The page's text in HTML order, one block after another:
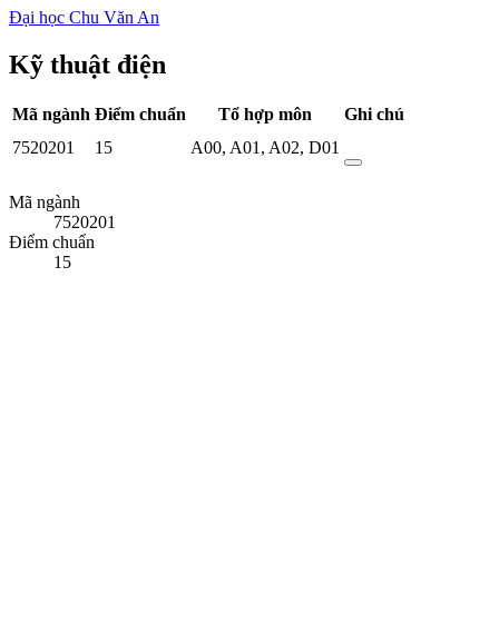
Đại học Chu Văn An
Kỹ thuật điện
Mã ngành Điểm chuẩn Tổ hợp môn
Ghi chú
7520201
15 A00, A01, A02, D01
Mã ngành
7520201
Điểm chuẩn
15